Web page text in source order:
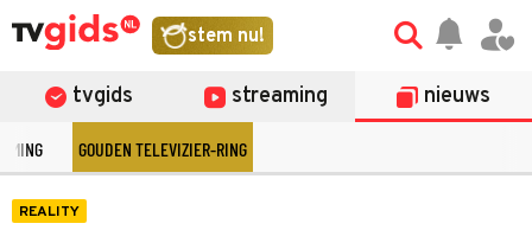
stem nu!
tvgids streaming nieuws
GOUDEN TELEVIZIER-RING
REALITY